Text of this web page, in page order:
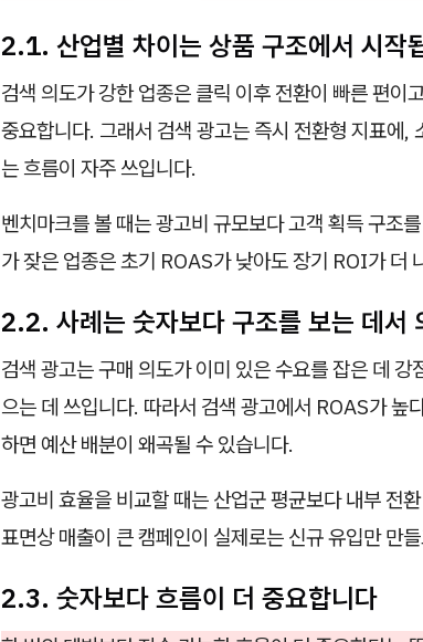
2.1. 산업별 차이는 상품 구조에서 시작
검색 의도가 강한 업종은 클릭 이후 전환이 빠른 편이
중요합니다. 그래서 검색 광고는 즉시 전환형 지표에,
는 흐름이 자주 쓰입니다.
벤치마크를 볼 때는 광고비 규모보다 고객 획득 구조
가 잦은 업종은 초기 ROAS가 낮아도 장기 ROI가 더
2.2. 사례는 숫자보다 구조를 보는 데서
검색 광고는 구매 의도가 이미 있은 수요를 잡은 데
으는 데 쓰입니다. 따라서 검색 광고에서 ROAS가 높
하면 예산 배분이 왜곡될 수 있습니다.
광고비 효율을 비교할 때는 산업군 평균보다 내부 전
표면상 매출이 큰 캠페인이 실제로는 신규 유입만 만
2.3. 숫자보다 흐름이 더 중요합니다